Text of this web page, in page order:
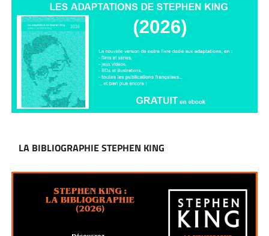
LA BIBLIOGRAPHIE STEPHEN KING